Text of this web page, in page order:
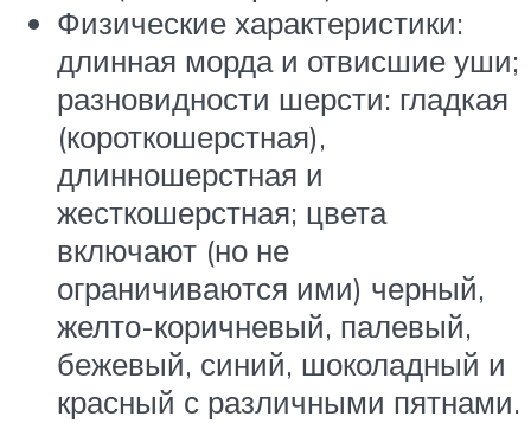
Физические характеристики:
длинная морда и отвисшие уши;
разновидности шерсти: гладкая
(короткошерстная),
длинношерстная и
жесткошерстная; цвета
включают (но не
ограничиваются ими) черный,
желто-коричневый, палевый,
бежевый, синий, шоколадный и
красный с различными пятнами.